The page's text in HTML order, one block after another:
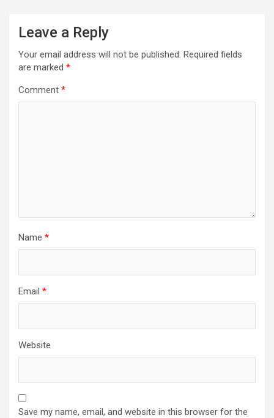
Leave a Reply
Your email address will not be published. Required fields
are marked *
Comment *
Name *
Email *
Website
Save my name, email, and website in this browser for the